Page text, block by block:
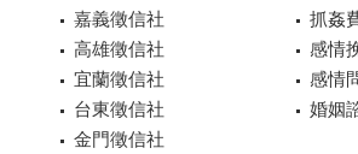
嘉義徵信社
高雄徵信社
宜蘭徵信社
台東徵信社
金門徵信社
抓姦
感情
感情
婚姻